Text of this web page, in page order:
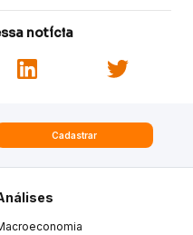
notícia
Cadastrar